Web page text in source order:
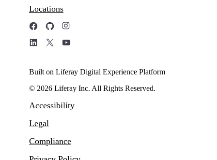
Locations
Built on Liferay Digital Experience Platform
© 2026 Liferay Inc. All Rights Reserved.
Accessibility
Legal
Compliance